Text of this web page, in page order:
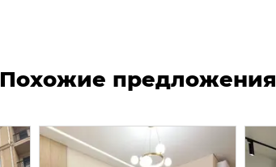
Похожие предложения